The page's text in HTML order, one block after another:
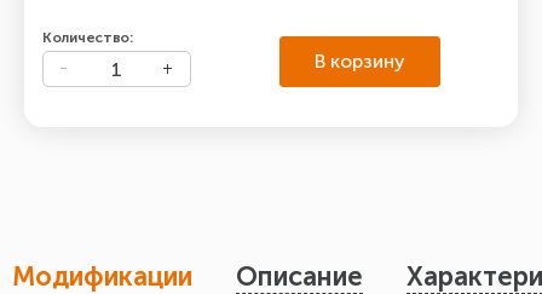
Количество:
В корзину
Модификации Описание